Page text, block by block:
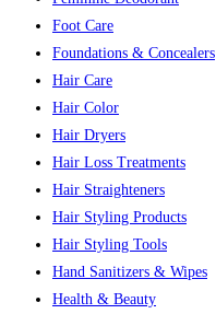
Foot Care
Foundations & Concealers
Hair Care
Hair Color
Hair Dryers
Hair Loss Treatments
Hair Straighteners
Hair Styling Products
Hair Styling Tools
Hand Sanitizers & Wipes
Health & Beauty